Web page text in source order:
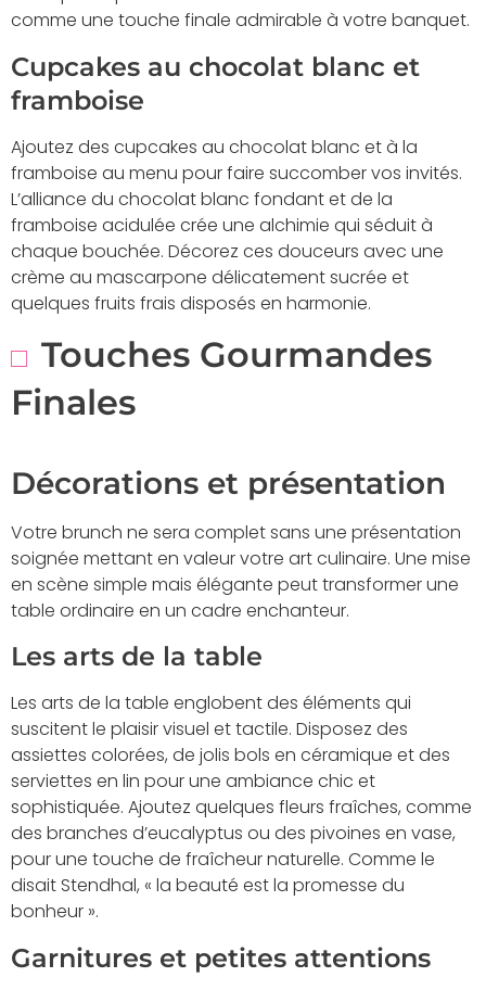
comme une touche finale admirable à votre banquet.
Cupcakes au chocolat blanc et
framboise
Ajoutez des cupcakes au chocolat blanc et à la
framboise au menu pour faire succomber vos invités.
L’alliance du chocolat blanc fondant et de la
framboise acidulée crée une alchimie qui séduit à
chaque bouchée. Décorez ces douceurs avec une
crème au mascarpone délicatement sucrée et
quelques fruits frais disposés en harmonie.
Touches Gourmandes
Finales
Décorations et présentation
Votre brunch ne sera complet sans une présentation
soignée mettant en valeur votre art culinaire. Une mise
en scène simple mais élégante peut transformer une
table ordinaire en un cadre enchanteur.
Les arts de la table
Les arts de la table englobent des éléments qui
suscitent le plaisir visuel et tactile. Disposez des
assiettes colorées, de jolis bols en céramique et des
serviettes en lin pour une ambiance chic et
sophistiquée. Ajoutez quelques fleurs fraîches, comme
des branches d’eucalyptus ou des pivoines en vase,
pour une touche de fraîcheur naturelle. Comme le
disait Stendhal, « la beauté est la promesse du
bonheur ».
Garnitures et petites attentions